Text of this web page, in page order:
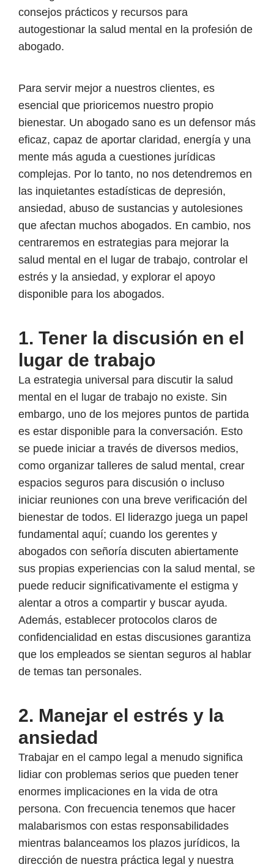
consejos prácticos y recursos para
autogestionar la salud mental en la profesión de
abogado.
Para servir mejor a nuestros clientes, es
esencial que prioricemos nuestro propio
bienestar. Un abogado sano es un defensor más
eficaz, capaz de aportar claridad, energía y una
mente más aguda a cuestiones jurídicas
complejas. Por lo tanto, no nos detendremos en
las inquietantes estadísticas de depresión,
ansiedad, abuso de sustancias y autolesiones
que afectan muchos abogados. En cambio, nos
centraremos en estrategias para mejorar la
salud mental en el lugar de trabajo, controlar el
estrés y la ansiedad, y explorar el apoyo
disponible para los abogados.
1. Tener la discusión en el
lugar de trabajo
La estrategia universal para discutir la salud
mental en el lugar de trabajo no existe. Sin
embargo, uno de los mejores puntos de partida
es estar disponible para la conversación. Esto
se puede iniciar a través de diversos medios,
como organizar talleres de salud mental, crear
espacios seguros para discusión o incluso
iniciar reuniones con una breve verificación del
bienestar de todos. El liderazgo juega un papel
fundamental aquí; cuando los gerentes y
abogados con señoría discuten abiertamente
sus propias experiencias con la salud mental, se
puede reducir significativamente el estigma y
alentar a otros a compartir y buscar ayuda.
Además, establecer protocolos claros de
confidencialidad en estas discusiones garantiza
que los empleados se sientan seguros al hablar
de temas tan personales.
2. Manejar el estrés y la
ansiedad
Trabajar en el campo legal a menudo significa
lidiar con problemas serios que pueden tener
enormes implicaciones en la vida de otra
persona. Con frecuencia tenemos que hacer
malabarismos con estas responsabilidades
mientras balanceamos los plazos jurídicos, la
dirección de nuestra práctica legal y nuestra